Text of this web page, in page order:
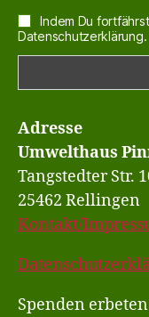
Indem Du
Datenschutzerklärung.
Adresse
Umwelthaus
Tangstedter Str.
25462 Rellingen
Kontakt/
Spenden erbeten